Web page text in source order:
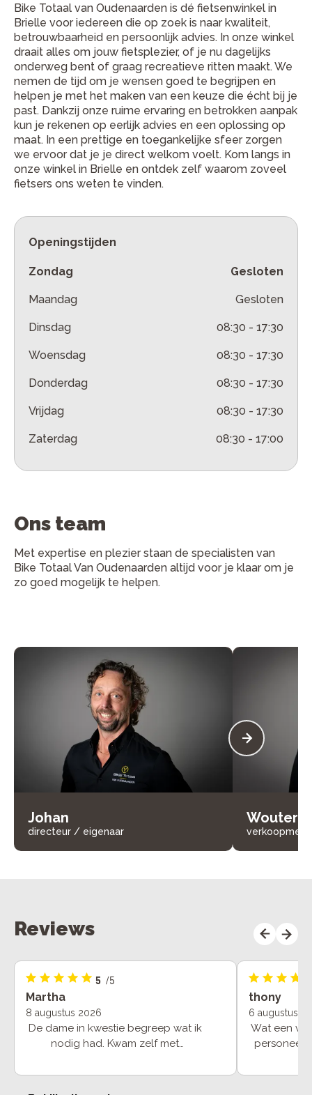
Bike Totaal van Oudenaarden is dé fietsenwinkel in
Brielle voor iedereen die op zoek is naar kwaliteit,
betrouwbaarheid en persoonlijk advies. In onze winkel
draait alles om jouw fietsplezier, of je nu dagelijks
onderweg bent of graag recreatieve ritten maakt. We
nemen de tijd om je wensen goed te begrijpen en
helpen je met het maken van een keuze die écht bij je
past. Dankzij onze ruime ervaring en betrokken aanpak
kun je rekenen op eerlijk advies en een oplossing op
maat. In een prettige en toegankelijke sfeer zorgen
we ervoor dat je je direct welkom voelt. Kom langs in
onze winkel in Brielle en ontdek zelf waarom zoveel
fietsers ons weten te vinden.
Openingstijden
Zondag Gesloten
Maandag Gesloten
Dinsdag 08:30 - 17:30
Woensdag 08:30 - 17:30
Donderdag 08:30 - 17:30
Vrijdag 08:30 - 17:30
Zaterdag 08:30 - 17:00
Ons team
Met expertise en plezier staan de specialisten van
Bike Totaal Van Oudenaarden altijd voor je klaar om je
zo goed mogelijk te helpen.
Johan
directeur / eigenaar
Wouter
Reviews
5 /5
Martha
8 augustus 2026
De dame in kwestie begreep wat ik
nodig had. Kwam zelf met
en hulpvaardig heb ervaren . Ook
thony
6 augustus
Wat een
personeel.
wanneer je